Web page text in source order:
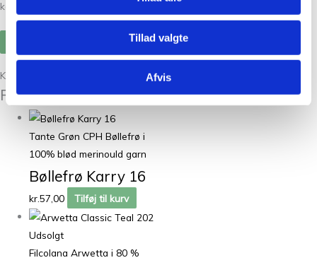
Tillad valgte
Afvis
kommenterer.
Kunder købte også
Relaterede varer
Tante Grøn CPH Bøllefrø i
100% blød merinould garn
Bøllefrø Karry 16
kr.57,00 Tilføj til kurv
Udsolgt
Filcolana Arwetta i 80 %